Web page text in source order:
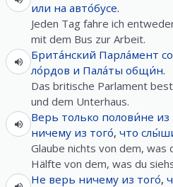
или на авто́бусе.
Jeden Tag fahre ich
mit dem Bus zur Arbeit.
Брита́нский Парла́мент
ло́рдов и Пала́ты общи́н.
Das britische Parlament
und dem Unterhaus.
Верь только полови́не из
ничему из того́, что
Glaube nichts von dem, was
Hälfte von dem, was du
Не верь ничему из того́,